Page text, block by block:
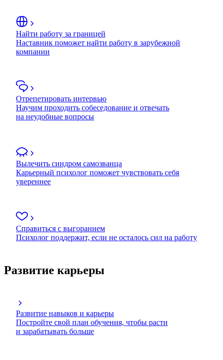
Найти работу за границей
Наставник поможет найти работу в зарубежной
компании
Отрепетировать интервью
Научим проходить собеседование и отвечать
на неудобные вопросы
Вылечить синдром самозванца
Карьерный психолог поможет чувствовать себя
увереннее
Справиться с выгоранием
Психолог поддержит, если не осталось сил на работу
Развитие карьеры
Развитие навыков и карьеры
Постройте свой план обучения, чтобы расти
и зарабатывать больше